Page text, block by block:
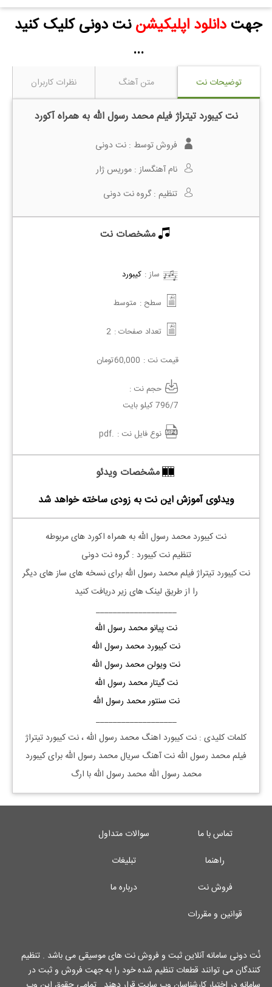
جهتدانلود اپلیکیشن نت دونی کلیک کنید
...
توضیحات نت متن آهنگ نظرات کاربران
نت کیبورد تیتراژ فیلم محمد رسول الله به همراه آکورد
فروش توسط : نت دونی
نام آهنگساز : موریس ژار
تنظیم :گروه نت دونی
مشخصات نت
ساز : کیبورد
سطح : متوسط
تعداد صفحات : 2
قیمت نت : 60,000تومان
حجم نت :
796/7 کیلو بایت
نوع فایل نت : .pdf
مشخصات ویدئو
ویدئوی آموزش این نت به زودی ساخته خواهد شد
نت کیبورد محمد رسول الله به همراه اکورد های مربوطه
تنظیم نت کیبورد : گروه نت دونی
نت کیبورد تیتراژ فیلم محمد رسول الله برای نسخه های ساز های دیگر
را از طریق لینک های زیر دریافت کنید
___________________
نت پیانو محمد رسول الله
نت کیبورد محمد رسول الله
نت ویولن محمد رسول الله
نت گیتار محمد رسول الله
نت سنتور محمد رسول الله
___________________
کلمات کلیدی : نت کیبورد اهنگ محمد رسول الله ، نت کیبورد تیتراژ
فیلم محمد رسول الله نت آهنگ سریال محمد رسول الله برای کیبورد
محمد رسول الله محمد رسول الله با ارگ
تماس با ما
سوالات متداول
راهنما
تبلیغات
فروش نت
درباره ما
قوانین و مقررات
نُت دونی سامانه آنلاین ثبت و فروش نت های موسیقی می باشد . تنظیم
کنندگان می توانند قطعات تنظیم شده خود را به جهت فروش و ثبت در